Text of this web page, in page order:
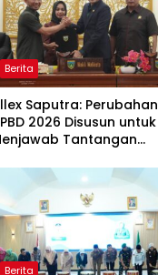
Berita
Saputra: Perubahan
2026 Disusun untuk
Tantangan
Berita